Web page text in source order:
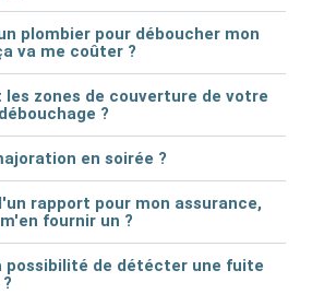
plombier pour déboucher mon
va me coûter ?
les zones de couverture de votre
?
en soirée ?
rapport pour mon assurance,
fournir un ?
possibilité de détécter une fuite